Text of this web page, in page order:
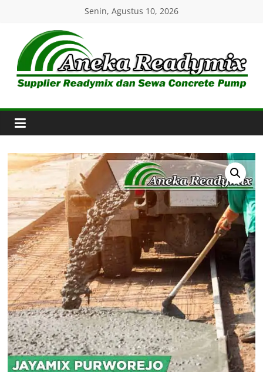
content
Senin, Agustus 10, 2026
Aneka
Readymix
Pusat
Online
Aneka
Beton
Ready
mix
di
Indonesia